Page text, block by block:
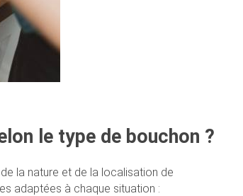
le type de bouchon ?
la nature et de la localisation de
adaptées à chaque situation :